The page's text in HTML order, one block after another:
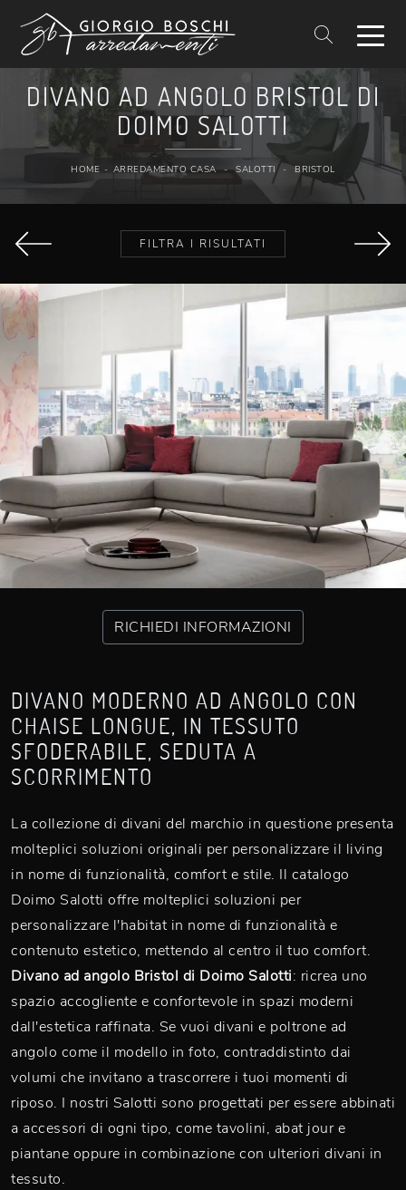
DIVANO AD ANGOLO BRISTOL DI
DOIMO SALOTTI
HOME - ARREDAMENTO CASA - SALOTTI - BRISTOL
FILTRA I RISULTATI
RICHIEDI INFORMAZIONI
DIVANO MODERNO AD ANGOLO CON
CHAISE LONGUE, IN TESSUTO
SFODERABILE, SEDUTA A
SCORRIMENTO
La collezione di divani del marchio in questione presenta
molteplici soluzioni originali per personalizzare il living
in nome di funzionalità, comfort e stile. Il catalogo
Doimo Salotti offre molteplici soluzioni per
personalizzare l'habitat in nome di funzionalità e
contenuto estetico, mettendo al centro il tuo comfort.
Divano ad angolo Bristol di Doimo Salotti: ricrea uno
spazio accogliente e confortevole in spazi moderni
dall'estetica raffinata. Se vuoi divani e poltrone ad
angolo come il modello in foto, contraddistinto dai
volumi che invitano a trascorrere i tuoi momenti di
riposo. I nostri Salotti sono progettati per essere abbinati
a accessori di ogni tipo, come tavolini, abat jour e
piantane oppure in combinazione con ulteriori divani in
tessuto.